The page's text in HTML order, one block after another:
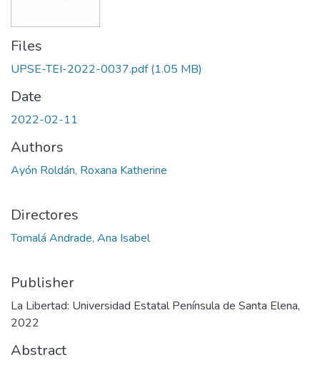
Files
UPSE-TEI-2022-0037.pdf(1.05 MB)
Date
2022-02-11
Authors
Ayón Roldán, Roxana Katherine
Directores
Tomalá Andrade, Ana Isabel
Publisher
La Libertad: Universidad Estatal Península de Santa Elena,
2022
Abstract